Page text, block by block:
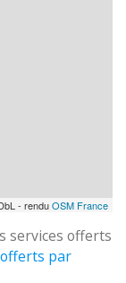
- renduOSM France
services offerts
par